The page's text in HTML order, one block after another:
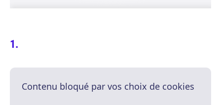
Contenu bloqué par vos choix de cookies